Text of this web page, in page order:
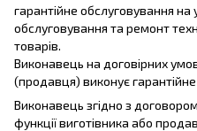
гарантійне обслуговування
обслуговування та ремонт
товарів.
Виконавець на договірних
(продавця) виконує
Виконавець згідно з
функції виготівника або